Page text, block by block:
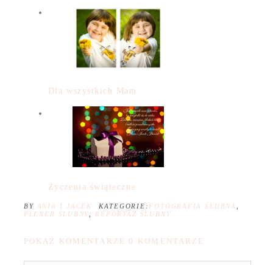
Dla wszystkich Mam
Życzenia świąteczne
BY ANIA I JACEK KATEGORIE: FOTOGRAFIA ŚLUBNA ,
PLENER ŚLUBNY, REPORTAŻ ŚLUBNY
POKAŻ KOMENTARZE 0 KOMENTARZE